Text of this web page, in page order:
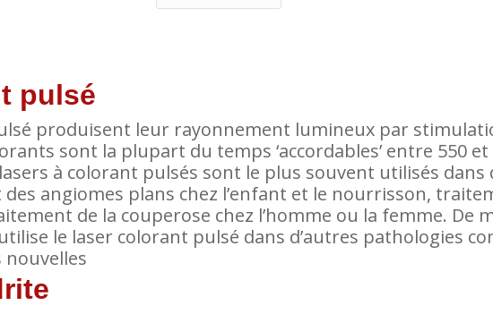
pulsé
produisent leur rayonnement lumineux par
sont la plupart du temps ‘accordables’ entre 550
à colorant pulsés sont le plus souvent utilisés dans
angiomes plans chez l’enfant et le nourrisson,
de la couperose chez l’homme ou la femme. De
le laser colorant pulsé dans d’autres pathologies
nouvelles